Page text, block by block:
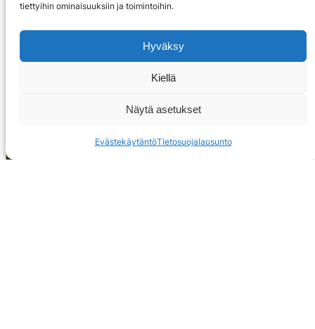
tiettyihin ominaisuuksiin ja toimintoihin.
Hyväksy
Kiellä
Näytä asetukset
EvästekäytäntöTietosuojalausunto
OTA YHTEYTTÄ